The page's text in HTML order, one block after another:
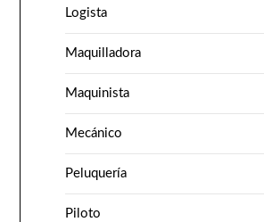
Logista
Maquilladora
Maquinista
Mecánico
Peluquería
Piloto